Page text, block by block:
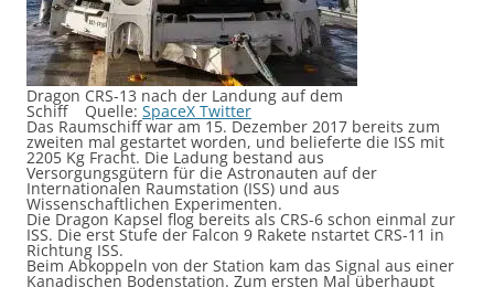
Dragon CRS-13 nach der Landung auf dem
Schiff Quelle: SpaceX Twitter
Das Raumschiff war am 15. Dezember 2017 bereits zum
zweiten mal gestartet worden, und belieferte die ISS mit
2205 Kg Fracht. Die Ladung bestand aus
Versorgungsgütern für die Astronauten auf der
Internationalen Raumstation (ISS) und aus
Wissenschaftlichen Experimenten.
Die Dragon Kapsel flog bereits als CRS-6 schon einmal zur
ISS. Die erst Stufe der Falcon 9 Rakete nstartet CRS-11 in
Richtung ISS.
Beim Abkoppeln von der Station kam das Signal aus einer
Kanadischen Bodenstation. Zum ersten Mal überhaupt